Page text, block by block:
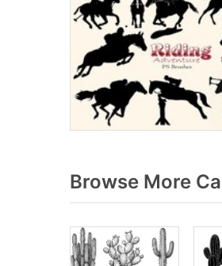
Browse More